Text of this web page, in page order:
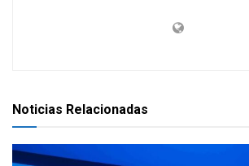
Noticias Relacionadas